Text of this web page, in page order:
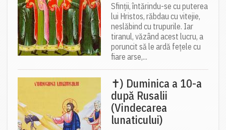
Sfinții, întărindu-se cu puterea
lui Hristos, răbdau cu vitejie,
neslăbind cu trupurile. Iar
tiranul, văzând acest lucru, a
poruncit să le ardă fețele cu
fiare arse,...
✝) Duminica a 10-a
după Rusalii
(Vindecarea
lunaticului)